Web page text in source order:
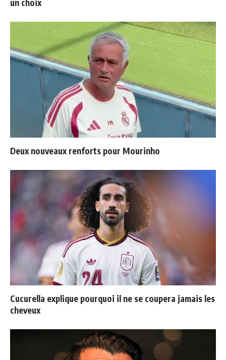
un choix
Deux nouveaux renforts pour Mourinho
Cucurella explique pourquoi il ne se coupera jamais les
cheveux